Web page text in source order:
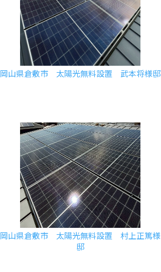
岡山県倉敷市 太陽光無料設置 武本将様邸
岡山県倉敷市 太陽光無料設置 村上正篤様
邸